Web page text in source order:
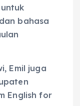
bahasa
Emil juga
English for